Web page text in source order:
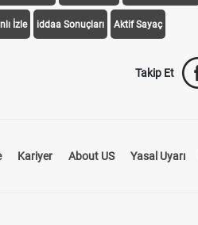
İzle iddaa Sonuçları Aktif Sayaç
Takip Et
Kariyer About US Yasal Uyarı